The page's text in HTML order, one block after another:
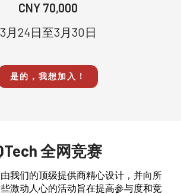
CNY 70,000
3月24日至3月30日
是的，我想加入！
全网竞赛
我们的顶级提供商精心设计，并向所
激动人心的活动旨在提高参与度和竞